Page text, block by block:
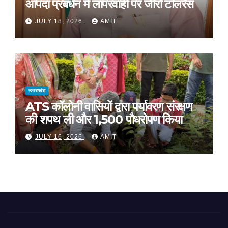
आपदा प्रबंधन में लापरवाही पर जीरो टॉलरेंस
JULY 18, 2026 AMIT
उत्तराखंड
ATS कॉलोनी वासियों द्वारा पर्यावरण संरक्षण
की शपथ ली और 1,500 पौधरोपण किया
JULY 16, 2026 AMIT